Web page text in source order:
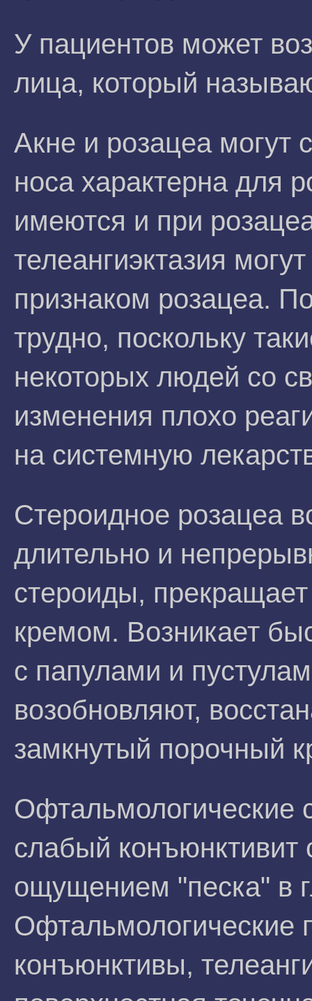
У пациентов может
лица, который
Акне и розацеа могут
носа характерна для
имеются и при
телеангиэктазия
признаком розацеа.
трудно, поскольку
некоторых людей со
изменения плохо
на системную
Стероидное розацеа
длительно и
стероиды,
кремом. Возникает
с папулами и
возобновляют,
замкнутый порочный
Офтальмологические
слабый конъюнктивит
ощущением "песка" в
Офтальмологические
конъюнктивы,